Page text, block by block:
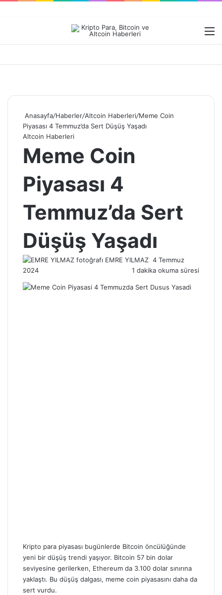
Dış görünümü değiştir
Anasayfa/Haberler/Altcoin Haberleri/Meme Coin
Piyasası 4 Temmuz’da Sert Düşüş Yaşadı
Altcoin Haberleri
Meme Coin
Piyasası 4
Temmuz’da Sert
Düşüş Yaşadı
EMRE YILMAZ Bir
e-
göndermek
4 Temmuz
2024
1 dakika okuma süresi
Kripto para piyasası bugünlerde Bitcoin öncülüğünde
yeni bir düşüş trendi yaşıyor. Bitcoin 57 bin dolar
seviyesine gerilerken, Ethereum da 3.100 dolar sınırına
yaklaştı. Bu düşüş dalgası, meme coin piyasasını daha da
sert vurdu.